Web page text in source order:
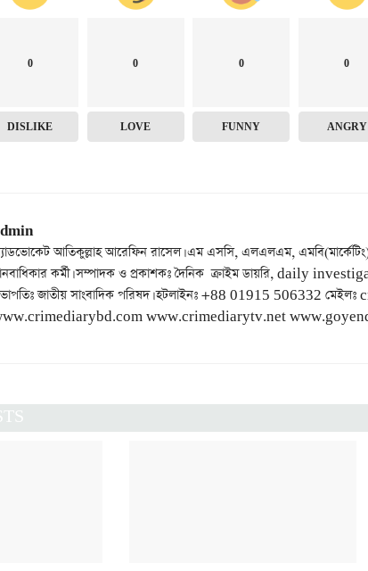
0
DISLIKE
0
LOVE
0
FUNNY
0
ANGRY
আতিকুল্লাহ আরেফিন রাসেল। এম এসসি, এলএলএম,
কর্মী। সম্পাদক ও প্রকাশকঃ দৈনিক ক্রাইম ডায়রি, daily
জাতীয় সাংবাদিক পরিষদ। হটলাইনঃ +88 01915 506332
www.crimediarytv.net